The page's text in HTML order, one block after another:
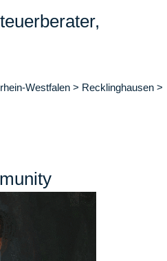
Westfalen > Recklinghausen >